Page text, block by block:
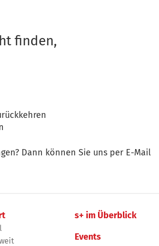
finden,
Dann können Sie uns per E-Mail
s+ im Überblick
Events